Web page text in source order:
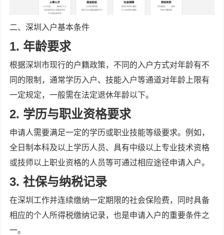
二、深圳入户基本条件
1. 年龄要求
根据深圳市现行的户籍政策，不同的入户方式对年龄有不
同的限制，通常学历入户、技能入户等通道对年龄上限有
一定规定，一般需在法定退休年龄以下。
2. 学历与职业资格要求
申请人需要满足一定的学历或职业技能等级要求。例如，
全日制本科及以上学历人员、具有中级以上专业技术资格
或技师以上职业资格的人员等可通过相应途径申请入户。
3. 社保与纳税记录
在深圳工作并连续缴纳一定期限的社会保险费，同时具备
相应的个人所得税缴纳记录，也是申请入户的重要条件之
一。